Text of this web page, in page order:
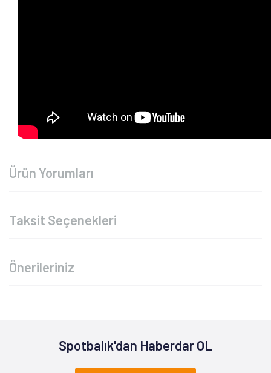
Ürün Yorumları
Taksit Seçenekleri
Önerileriniz
Spotbalık'dan Haberdar OL